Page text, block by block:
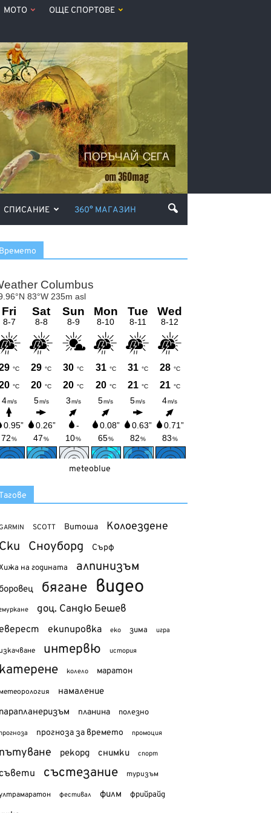
МОТО ОЩЕ СПОРТОВЕ
СПИСАНИЕ 360° МАГАЗИН
meteoblue
SCOTT Витоша Колоездене
Сноуборд Сърф
на годината алпинизъм
бягане видео
доц. Сандю Бешев
екипировка еко зима игра
интервю история
колело маратон
намаление
планина полезно
прогноза за времето промоция
рекорд снимки спорт
състезание туризъм
фестивал филм фрийрайд